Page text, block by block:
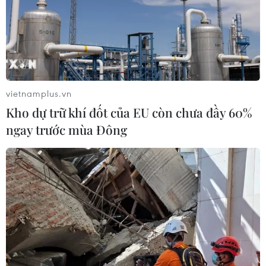
Từ Văn Miếu nhìn ra Hồ Văn. (Ảnh tư liệu)
vietnamplus.vn
Kho dự trữ khí đốt của EU còn chưa đầy 60%
ngay trước mùa Đông